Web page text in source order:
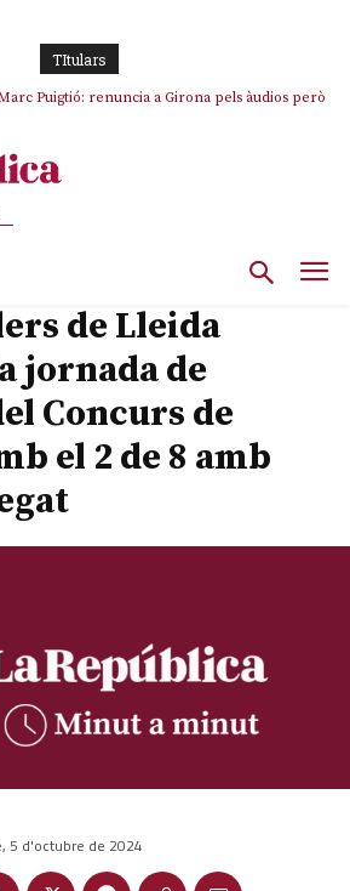
TItulars
Puigtió: renuncia a Girona pels àudios però
de Lleida
jornada de
Concurs de
el 2 de 8 amb
5 d'octubre de 2024